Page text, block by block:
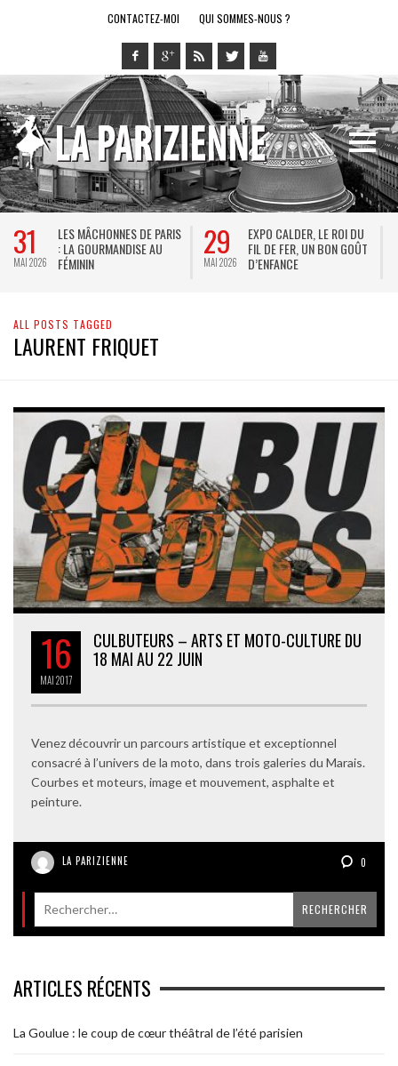
CONTACTEZ-MOI QUI SOMMES-NOUS ?
31
MAI 2026
LES MÂCHONNES DE PARIS
: LA GOURMANDISE AU
FÉMININ
29
MAI 2026
EXPO CALDER, LE ROI DU
FIL DE FER, UN BON GOÛT
D’ENFANCE
ALL POSTS TAGGED
LAURENT FRIQUET
16
MAI2017
CULBUTEURS – ARTS ET MOTO-CULTURE DU
18 MAI AU 22 JUIN
Venez découvrir un parcours artistique et exceptionnel
consacré à l’univers de la moto, dans trois galeries du Marais.
Courbes et moteurs, image et mouvement, asphalte et
peinture.
LA PARIZIENNE 0
ARTICLES RÉCENTS
La Goulue : le coup de cœur théâtral de l’été parisien